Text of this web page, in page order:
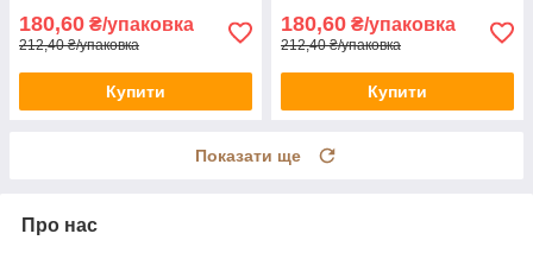
180,60 ₴/упаковка
212,40 ₴/упаковка
Купити
180,60 ₴/упаковка
212,40 ₴/упаковка
Купити
Показати ще
Про нас